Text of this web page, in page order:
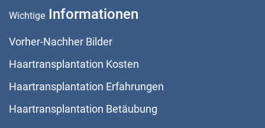
Wichtige Informationen
Vorher-Nachher Bilder
Haartransplantation Kosten
Haartransplantation Erfahrungen
Haartransplantation Betäubung